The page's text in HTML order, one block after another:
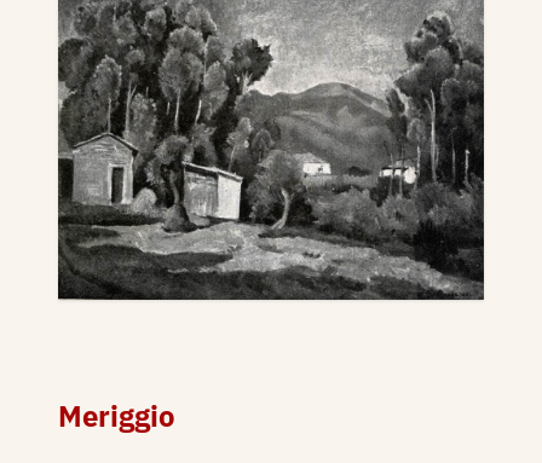
Meriggio